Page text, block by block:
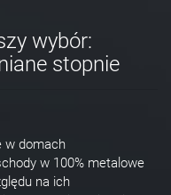
wybór:
stopnie
w domach
w 100% metalowe
na ich